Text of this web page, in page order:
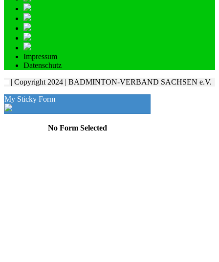
Impressum
Datenschutz
| Copyright 2024 | BADMINTON-VERBAND SACHSEN e.V.
My Sticky Form
No Form Selected